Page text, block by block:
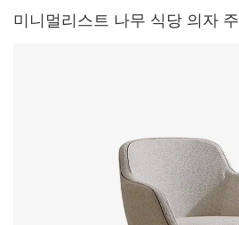
미니멀리스트 나무 식당 의자